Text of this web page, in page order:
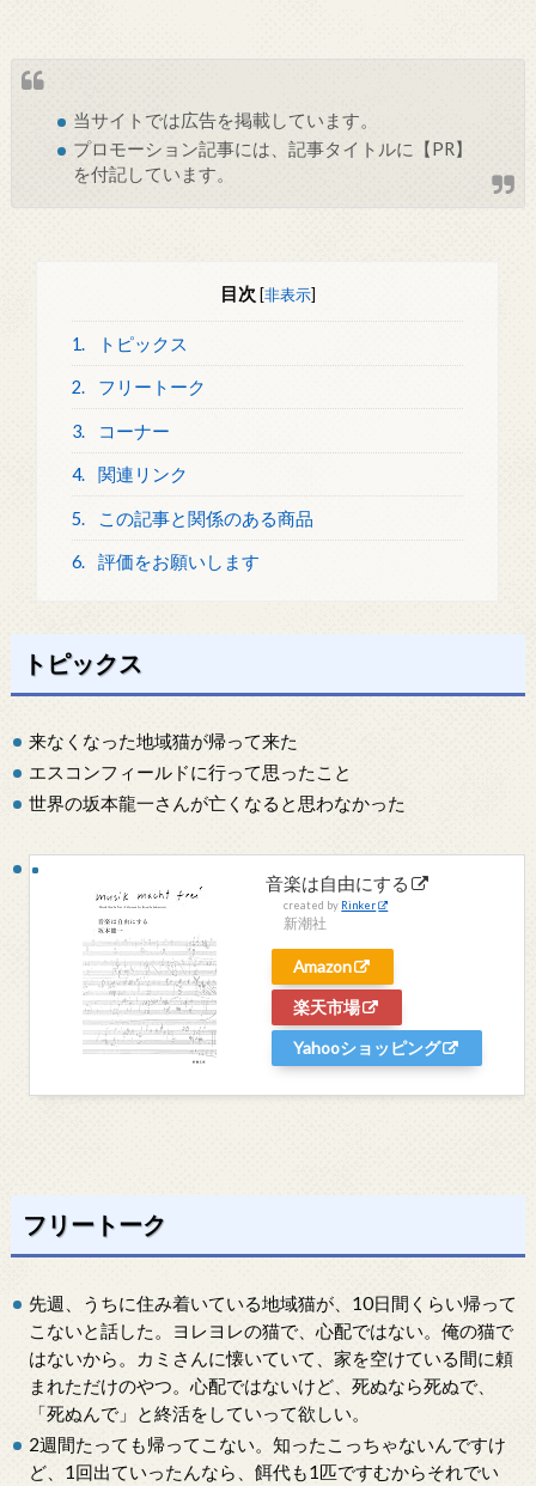
当サイトでは広告を掲載しています。
プロモーション記事には、記事タイトルに【PR】
を付記しています。
目次 [非表示]
1. トピックス
2. フリートーク
3. コーナー
4. 関連リンク
5. この記事と関係のある商品
6. 評価をお願いします
トピックス
来なくなった地域猫が帰って来た
エスコンフィールドに行って思ったこと
世界の坂本龍一さんが亡くなると思わなかった
音楽は自由にする
created by Rinker
新潮社
Amazon
楽天市場
Yahooショッピング
フリートーク
先週、うちに住み着いている地域猫が、10日間くらい帰って
こないと話した。ヨレヨレの猫で、心配ではない。俺の猫で
はないから。カミさんに懐いていて、家を空けている間に頼
まれただけのやつ。心配ではないけど、死ぬなら死ぬで、
「死ぬんで」と終活をしていって欲しい。
2週間たっても帰ってこない。知ったこっちゃないんですけ
ど、1回出ていったんなら、餌代も1匹ですむからそれでい